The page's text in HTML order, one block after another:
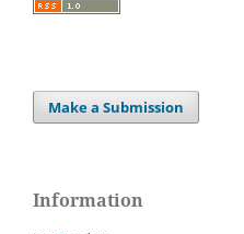
Make a Submission
Information